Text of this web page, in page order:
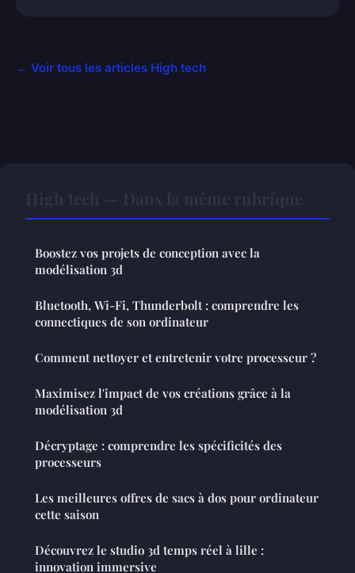
← Voir tous les articles High tech
Boostez vos projets de conception avec la
modélisation 3d
Bluetooth, Wi-Fi, Thunderbolt : comprendre les
connectiques de son ordinateur
Comment nettoyer et entretenir votre processeur ?
Maximisez l'impact de vos créations grâce à la
modélisation 3d
Décryptage : comprendre les spécificités des
processeurs
Les meilleures offres de sacs à dos pour ordinateur
cette saison
Découvrez le studio 3d temps réel à lille :
innovation immersive